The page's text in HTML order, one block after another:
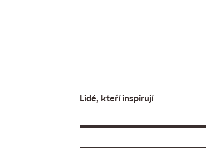
Lidé, kteří inspirují